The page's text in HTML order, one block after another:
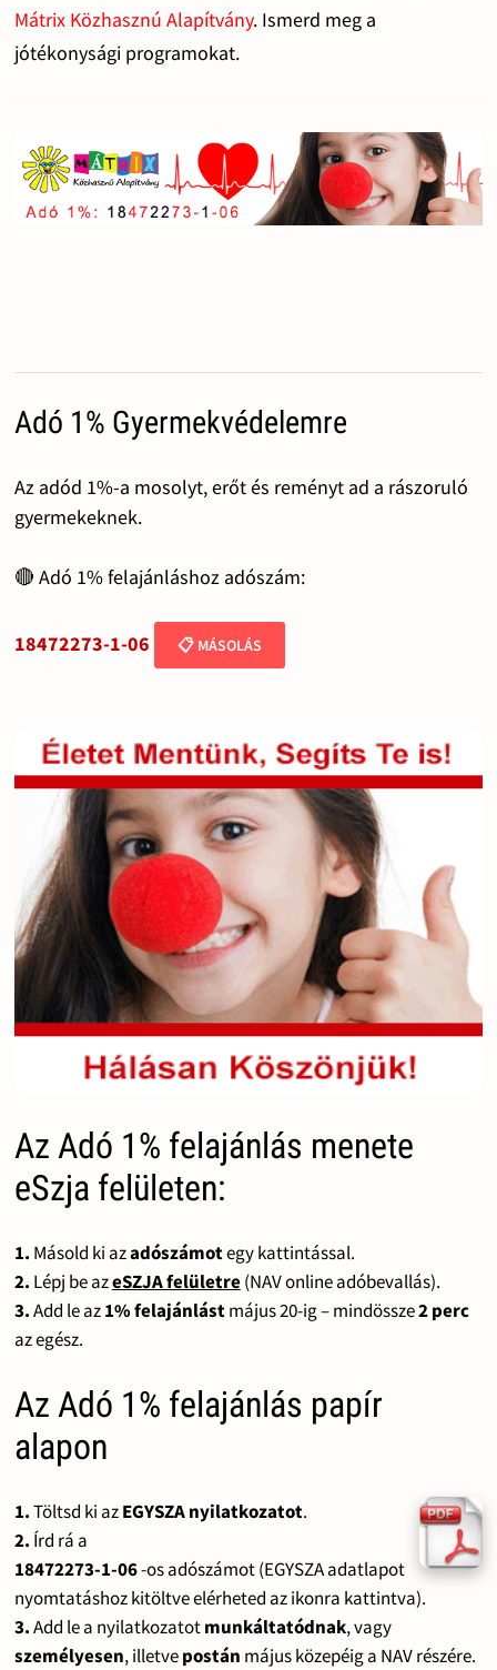
Mátrix Közhasznú Alapítvány. Ismerd meg a
jótékonysági programokat.
Adó 1% Gyermekvédelemre
Az adód 1%-a mosolyt, erőt és reményt ad a rászoruló
gyermekeknek.
🔴 Adó 1% felajánláshoz adószám:
18472273-1-06 📋 MÁSOLÁS
Az Adó 1% felajánlás menete
eSzja felületen:
1. Másold ki azadószámotegy kattintással.
2. Lépj be azeSZJA felületre(NAV online adóbevallás).
3.Add le az1% felajánlástmájus 20-ig – mindössze2 perc
az egész.
Az Adó 1% felajánlás papír
alapon
1.Töltsd ki azEGYSZA nyilatkozatot.
2. Írd rá a
18472273-1-06-os adószámot (EGYSZA adatlapot
nyomtatáshoz kitöltve elérheted az ikonra kattintva).
3.Add le a nyilatkozatotmunkáltatódnak, vagy
személyesen, illetvepostán május közepéig a NAV részére.